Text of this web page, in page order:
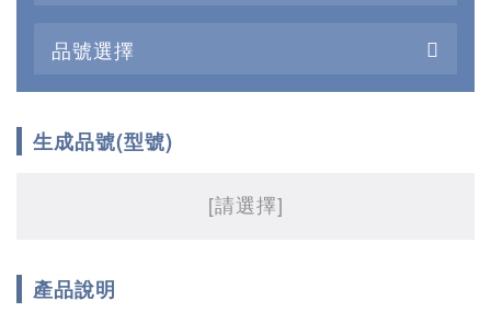
品號選擇
生成品號(型號)
[請選擇]
產品說明